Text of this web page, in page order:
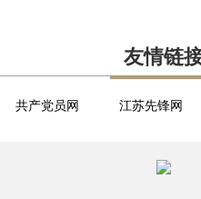
友情链
共产党员网 江苏先锋网